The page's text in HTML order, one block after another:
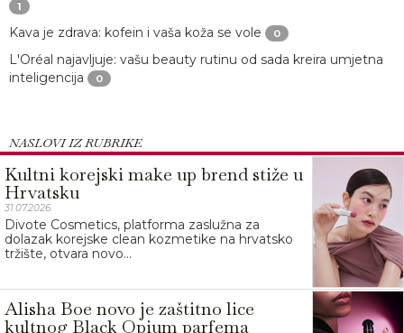
1
Kava je zdrava: kofein i vaša koža se vole 0
L'Oréal najavljuje: vašu beauty rutinu od sada kreira umjetna
inteligencija
0
NASLOVI IZ RUBRIKE
Kultni korejski make up brend stiže u
Hrvatsku
31.07.2026.
Divote Cosmetics, platforma zaslužna za
dolazak korejske clean kozmetike na hrvatsko
tržište, otvara novo...
Alisha Boe novo je zaštitno lice
kultnog Black Opium parfema